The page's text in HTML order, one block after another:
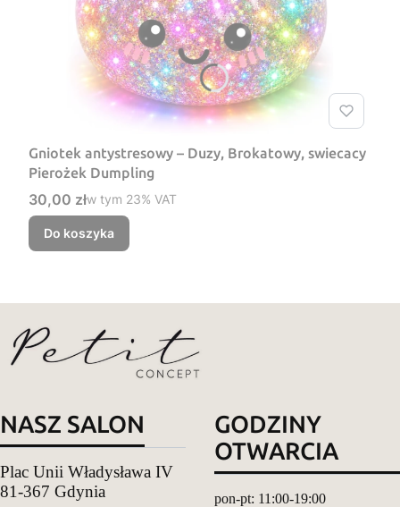
Gniotek antystresowy – Duzy, Brokatowy, swiecacy
Pierożek Dumpling
Cena brutto
30,00 złw tym %s VAT
w tym 23% VAT
Do koszyka
NASZ SALON
Plac Unii Władysława IV
81-367 Gdynia
GODZINY
OTWARCIA
pon-pt: 11:00-19:00